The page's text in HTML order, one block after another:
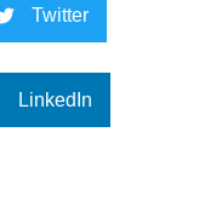
Twitter
LinkedIn